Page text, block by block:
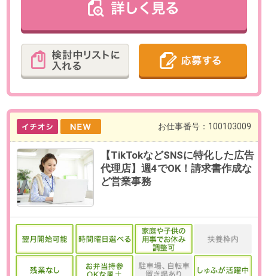
【在宅勤務について】
慣れたら週2日ほど在宅勤務の相談
可能です
2026/09/01～長期
※10月開始のご相談も可能です。
給与 時給1,800円(交通費全額支給)
必要経験 【必須】仕訳経験、勘定科目の理
OAスキル
【必須】
・Excel（SUM・AVERAGE関数）
・何かしらの会計ソフト使用経験